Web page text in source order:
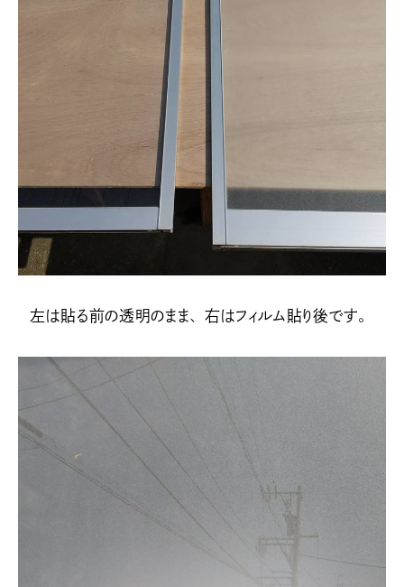
左は貼る前の透明のまま、右はフィルム貼り後です。